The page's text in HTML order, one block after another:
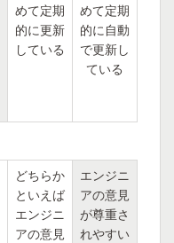
めて定期
的に更新
している
めて定期
的に自動
で更新し
ている
どちらか
といえば
エンジニ
アの意見
エンジニ
アの意見
が尊重さ
れやすい